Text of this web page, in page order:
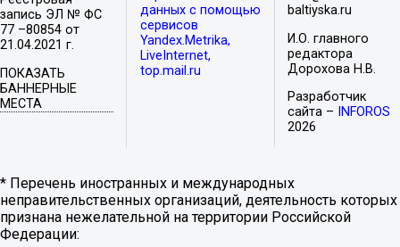
запись ЭЛ № ФС
77 –80854 от
21.04.2021 г.
ПОКАЗАТЬ
БАННЕРНЫЕ
МЕСТА
данных с помощью
сервисов
Yandex.Metrika,
LiveInternet,
top.mail.ru
baltiyska.ru
И.О. главного
редактора
Дорохова Н.В.
Разработчик
сайта –
INFOROS
2026
* Перечень иностранных и международных
неправительственных организаций, деятельность которых
признана нежелательной на территории Российской
Федерации: